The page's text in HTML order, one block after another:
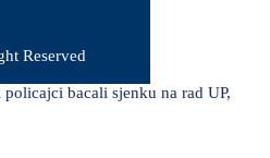
Reserved
policajci bacali sjenku na rad UP,